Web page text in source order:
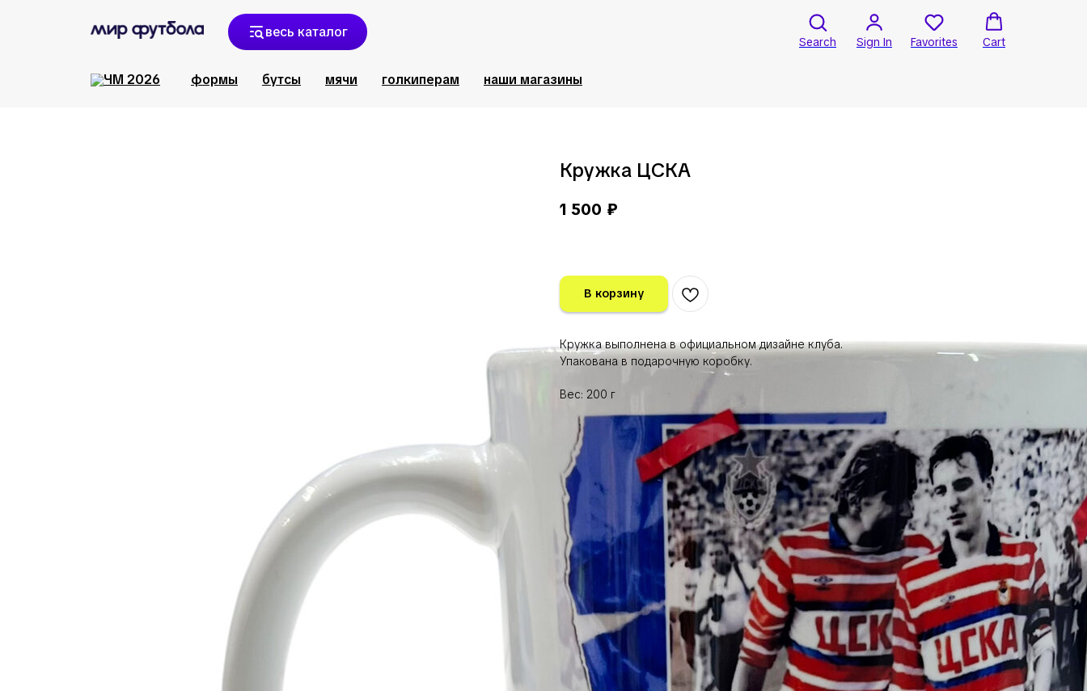
весь каталог
Search Sign In Favorites Cart
формы бутсы мячи голкиперам наши магазины
Кружка ЦСКА
1 500 ₽
В корзину
Кружка выполнена в официальном дизайне клуба.
Упакована в подарочную коробку.
Вес: 200 г